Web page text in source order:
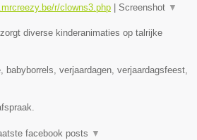
r/clowns3.php Screenshot ▼
diverse kinderanimaties op talrijke
babyborrels, verjaardagen, verjaardagsfeest,
facebook posts ▼